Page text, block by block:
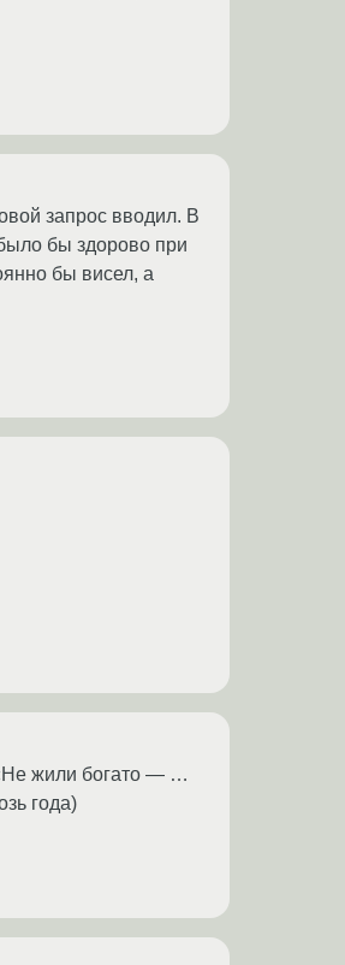
запрос вводил. В
бы здорово при
бы висел, а
жили богато — …
года)